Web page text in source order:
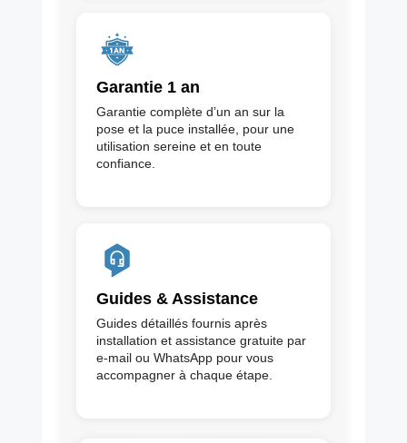
Garantie 1 an
Garantie complète d’un an sur la
pose et la puce installée, pour une
utilisation sereine et en toute
confiance.
Guides & Assistance
Guides détaillés fournis après
installation et assistance gratuite par
e-mail ou WhatsApp pour vous
accompagner à chaque étape.